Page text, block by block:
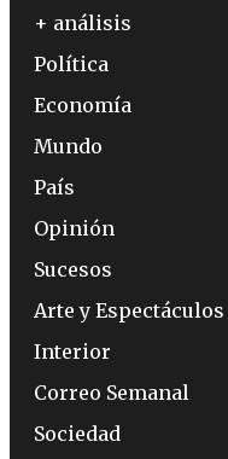
+ análisis
Política
Economía
Mundo
País
Opinión
Sucesos
Arte y Espectáculos
Interior
Correo Semanal
Sociedad